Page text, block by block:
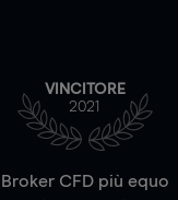
VINCITORE
2021
Broker CFD più equo